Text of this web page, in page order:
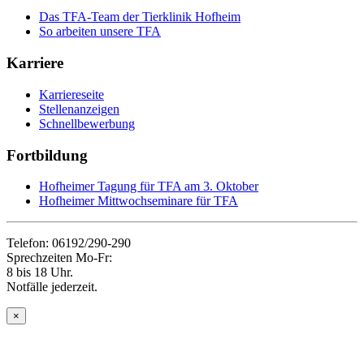
Das TFA-Team der Tierklinik Hofheim
So arbeiten unsere TFA
Karriere
Karriereseite
Stellenanzeigen
Schnellbewerbung
Fortbildung
Hofheimer Tagung für TFA am 3. Oktober
Hofheimer Mittwochseminare für TFA
Telefon: 06192/290-290
Sprechzeiten Mo-Fr:
8 bis 18 Uhr.
Notfälle jederzeit.
×